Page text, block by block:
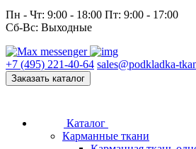
Пн - Чт: 9:00 - 18:00 Пт: 9:00 - 17:00
Сб-Вс: Выходные
+7 (495) 221-40-64 sales@podkladka-
Заказать каталог
Каталог
Карманные ткани